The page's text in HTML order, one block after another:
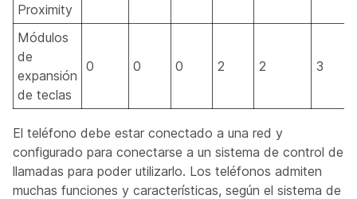
Proximity
Módulos
de
expansión
de teclas
0 0 0 2 2 3
El teléfono debe estar conectado a una red y
configurado para conectarse a un sistema de control de
llamadas para poder utilizarlo. Los teléfonos admiten
muchas funciones y características, según el sistema de